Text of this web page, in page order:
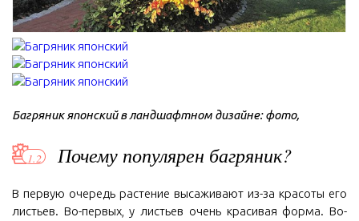
Багряник японский в ландшафтном дизайне: фото,
Почему популярен багряник?
В первую очередь растение высаживают из-за красоты его
листьев. Во-первых, у листьев очень красивая форма. Во-